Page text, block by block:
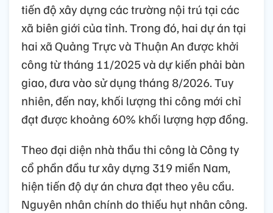
tiến độ xây dựng các trường nội trú tại các
xã biên giới của tỉnh. Trong đó, hai dự án tại
hai xã Quảng Trực và Thuận An được khởi
công từ tháng 11/2025 và dự kiến phải bàn
giao, đưa vào sử dụng tháng 8/2026. Tuy
nhiên, đến nay, khối lượng thi công mới chỉ
đạt được khoảng 60% khối lượng hợp đồng.
Theo đại diện nhà thầu thi công là Công ty
cổ phần đầu tư xây dựng 319 miền Nam,
hiện tiến độ dự án chưa đạt theo yêu cầu.
Nguyên nhân chính do thiếu hụt nhân công.